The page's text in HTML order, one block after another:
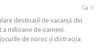
0
destinații de vacanță din
a milioane de oameni.
de noroc și distracția